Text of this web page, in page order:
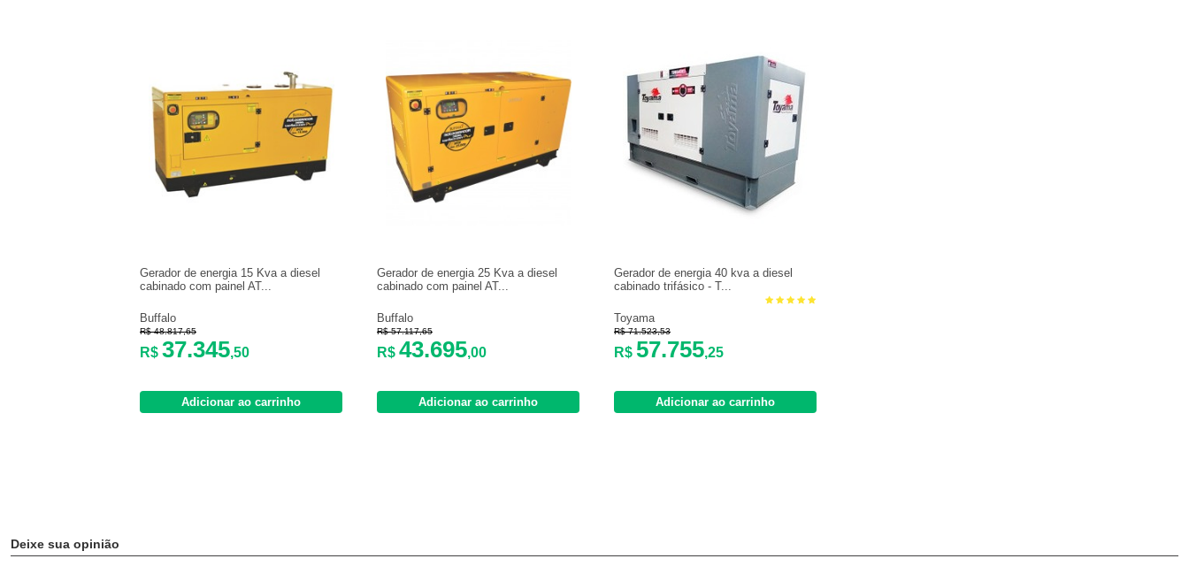
Gerador de energia 15 Kva a diesel
cabinado com painel AT...
Buffalo
R$ 48.817,65
R$ 37.345,50
Adicionar ao carrinho
Gerador de energia 25 Kva a diesel
cabinado com painel AT...
Buffalo
R$ 57.117,65
R$ 43.695,00
Adicionar ao carrinho
Gerador de energia 40 kva a diesel
cabinado trifásico - T...
Toyama
R$ 71.523,53
R$ 57.755,25
Adicionar ao carrinho
Deixe sua opinião